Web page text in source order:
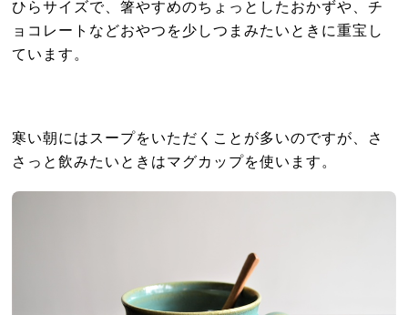
ひらサイズで、箸やすめのちょっとしたおかずや、チ
ョコレートなどおやつを少しつまみたいときに重宝し
ています。
寒い朝にはスープをいただくことが多いのですが、さ
さっと飲みたいときはマグカップを使います。